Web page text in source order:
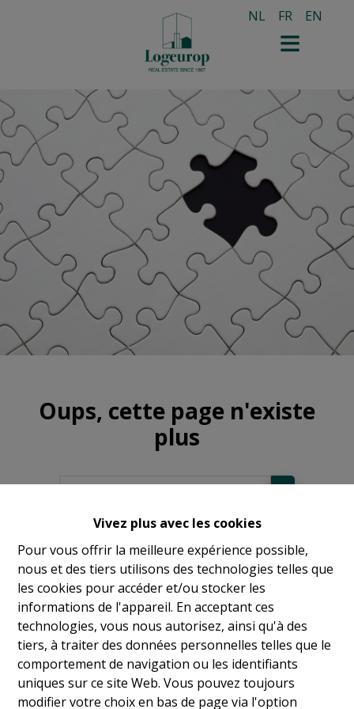
Vivez plus avec les cookies
Pour vous offrir la meilleure expérience possible,
nous et des tiers utilisons des technologies telles que
les cookies pour accéder et/ou stocker les
informations de l'appareil. En acceptant ces
technologies, vous nous autorisez, ainsi qu'à des
tiers, à traiter des données personnelles telles que le
comportement de navigation ou les identifiants
uniques sur ce site Web. Vous pouvez toujours
modifier votre choix en bas de page via l'option
NL FR EN
Oups, cette page n'existe
plus
À Vendre
À Louer